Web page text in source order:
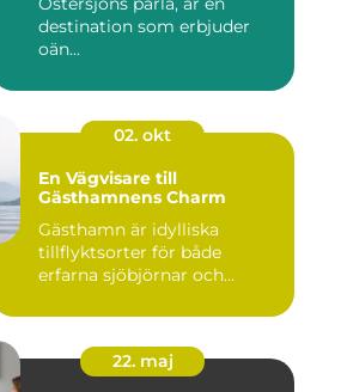
destination som erbjuder
oän...
02. okt
En Vägvisare till
Gästhamnens Charm
Gästhamn är idylliska
tillflyktsorter för både
erfarna sjöbjörnar och...
22. maj